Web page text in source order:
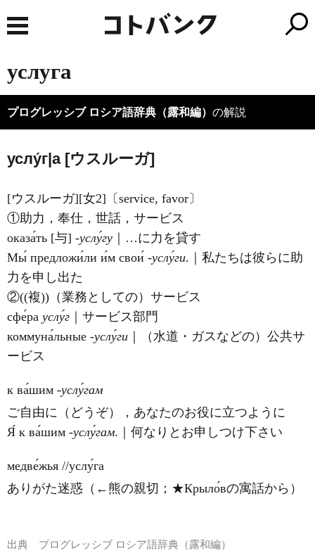
услуга
プログレッシブ ロシア語辞典（露和編） の解説
услу́г|а [ウスルーガ]
[ウスルーガ][女2]〔service, favor〕
①助力，奉仕，世話，サービス
оказа́ть [与] ‐услу́гу ｜…に力を貸す
Мы́ предложи́ли и́м свои́ ‐услу́ги.｜私たちは彼らに助
力を申し出た
②((複))（業務としての）サービス
сфе́ра услу́г ｜サービス部門
коммуна́льные ‐услу́ги ｜（水道・ガスなどの）公共サ
ービス
к ва́шим ‐услу́гам
ご自由に（どうぞ），あなたのお役に立つように
Я́ к ва́шим ‐услу́гам.｜何なりとお申しつけ下さい
медве́жья //услу́га
ありがた迷惑（←熊の親切；★Крыло́вの寓話から）
出典 プログレッシブ ロシア語辞典（露和編）